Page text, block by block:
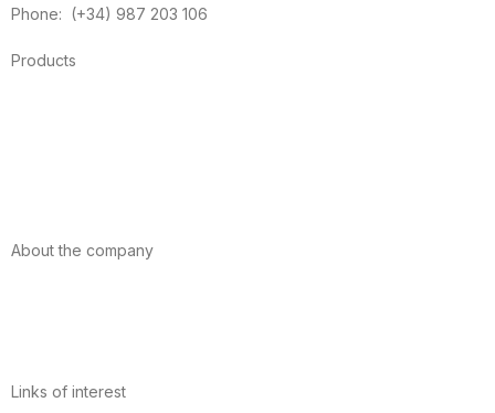
Phone: (+34) 987 203 106
Products
About the company
Links of interest